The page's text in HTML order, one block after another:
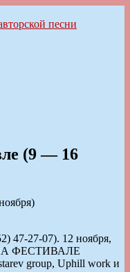
(9 — 16
47-27-07). 12 ноября,
ФЕСТИВАЛЕ
group, Uphill work и